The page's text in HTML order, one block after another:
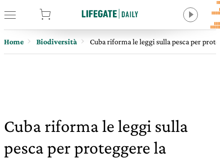
Home Biodiversità Cuba riforma le leggi sulla pesca per
Cuba riforma le leggi sulla
pesca per proteggere la